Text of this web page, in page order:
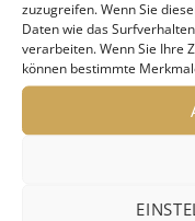
zuzugreifen. Wenn Sie
Daten wie das
verarbeiten. Wenn Sie Ihre
können bestimmte
Franziska Ameli
Multitalent –
zwischen Jazz,
Musik. Hinzu
jungen Jahren
und